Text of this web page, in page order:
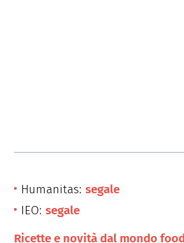
Humanitas: segale
IEO: segale
Ricette e novità dal mondo